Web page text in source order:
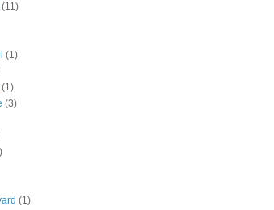
(11)
(1)
(1)
(3)
(1)